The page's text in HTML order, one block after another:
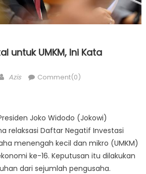
untuk UMKM, Ini Kata
Author
Azis Comment(0)
Joko Widodo (Jokowi)
relaksasi Daftar Negatif Investasi
menengah kecil dan mikro (UMKM)
ke-16. Keputusan itu dilakukan
dari sejumlah pengusaha.